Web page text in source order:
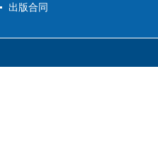
出版合同